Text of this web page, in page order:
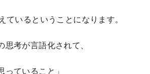
ているということになります。
考が言語化されて、
っていること」